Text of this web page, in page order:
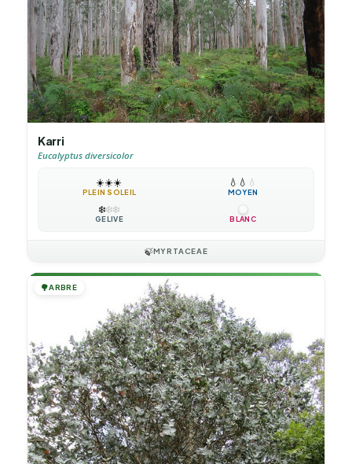
Karri
Eucalyptus diversicolor
☀️☀️☀️
PLEIN SOLEIL
💧 💧 💧
MOYEN
❄️❄️❄️
GÉLIVE BLANC
🍃MYRTACEAE
🌳ARBRE